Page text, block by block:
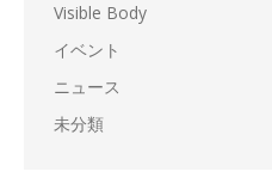
Visible Body
イベント
ニュース
未分類